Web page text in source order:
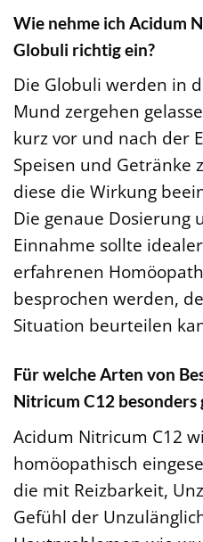
Wie nehme ich Acidum
Globuli richtig ein?
Die Globuli werden in
Mund zergehen
kurz vor und nach der
Speisen und Getränke
diese die Wirkung
Die genaue Dosierung
Einnahme sollte
erfahrenen
besprochen werden,
Situation beurteilen
Für welche Arten von
Nitricum C12 besonders
Acidum Nitricum C12
homöopathisch
die mit Reizbarkeit,
Gefühl der